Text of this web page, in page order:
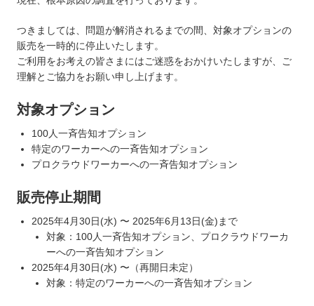
つきましては、問題が解消されるまでの間、対象オプションの
販売を一時的に停止いたします。
ご利用をお考えの皆さまにはご迷惑をおかけいたしますが、ご
理解とご協力をお願い申し上げます。
対象オプション
100人一斉告知オプション
特定のワーカーへの一斉告知オプション
プロクラウドワーカーへの一斉告知オプション
販売停止期間
2025年4月30日(水) 〜 2025年6月13日(金)まで
対象：100人一斉告知オプション、プロクラウドワーカ
ーへの一斉告知オプション
2025年4月30日(水) 〜（再開日未定）
対象：特定のワーカーへの一斉告知オプション